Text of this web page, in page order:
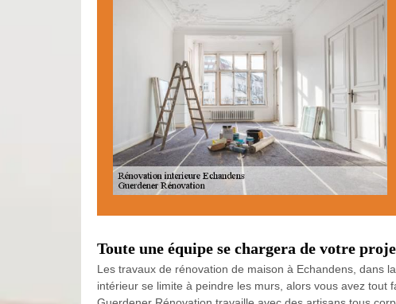
Toute une équipe se chargera de votre
Les travaux de rénovation de maison à Echandens, dans
intérieur se limite à peindre les murs, alors vous avez tout